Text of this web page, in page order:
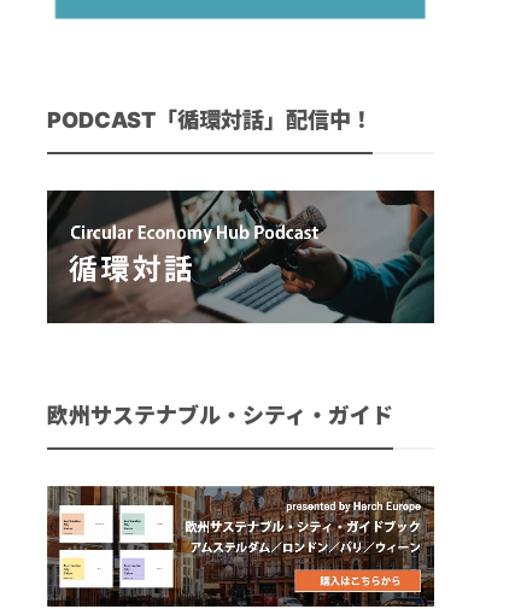
PODCAST「循環対話」配信中！
欧州サステナブル・シティ・ガイド